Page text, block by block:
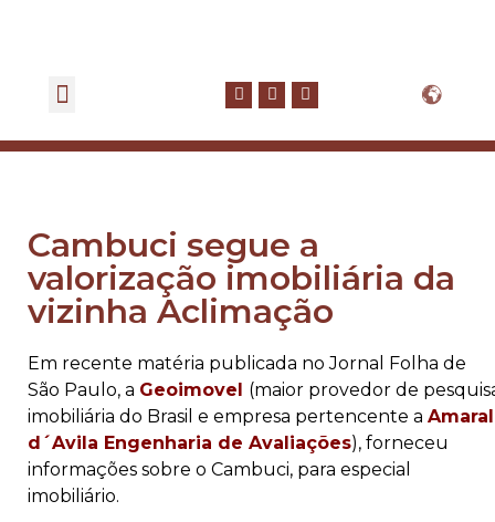
Cambuci segue a
valorização imobiliária da
vizinha Aclimação
Em recente matéria publicada no Jornal Folha de
São Paulo, a Geoimovel (maior provedor de
imobiliária do Brasil e empresa pertencente a Amaral
d´Avila Engenharia de Avaliações), forneceu
informações sobre o Cambuci, para especial
imobiliário.